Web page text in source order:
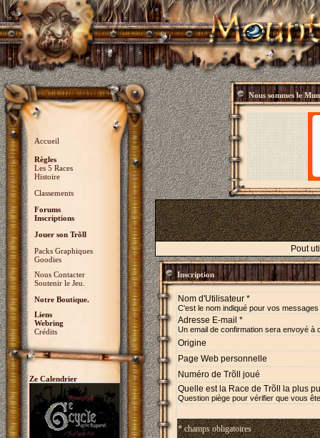
Accueil
Règles
Les 5 Races
Histoire
Classements
Forums
Inscriptions
Jouer son Trõll
Packs Graphiques
Goodies
Nous Contacter
Soutenir le Jeu.
Notre Boutique.
Liens
Webring
Crédits
Ze Calendrier
Nous sommes le
Pout
Inscription
Nom d'Utilisateur *
C'est le nom indiqué pour vos
Adresse E-mail *
Un email de confirmation sera envoyé à
Origine
Page Web personnelle
Numéro de Trõll joué
Quelle est la Race de Trõll la plus
Question piège pour vérifier que vous
* champs obligatoires